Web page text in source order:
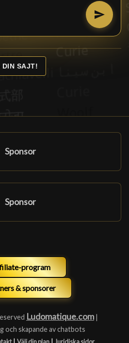
DIN SAJT!
Sponsor
Sponsor
program
& sponsorer
Ludomatique.com |
och skapande av chatbots
| |